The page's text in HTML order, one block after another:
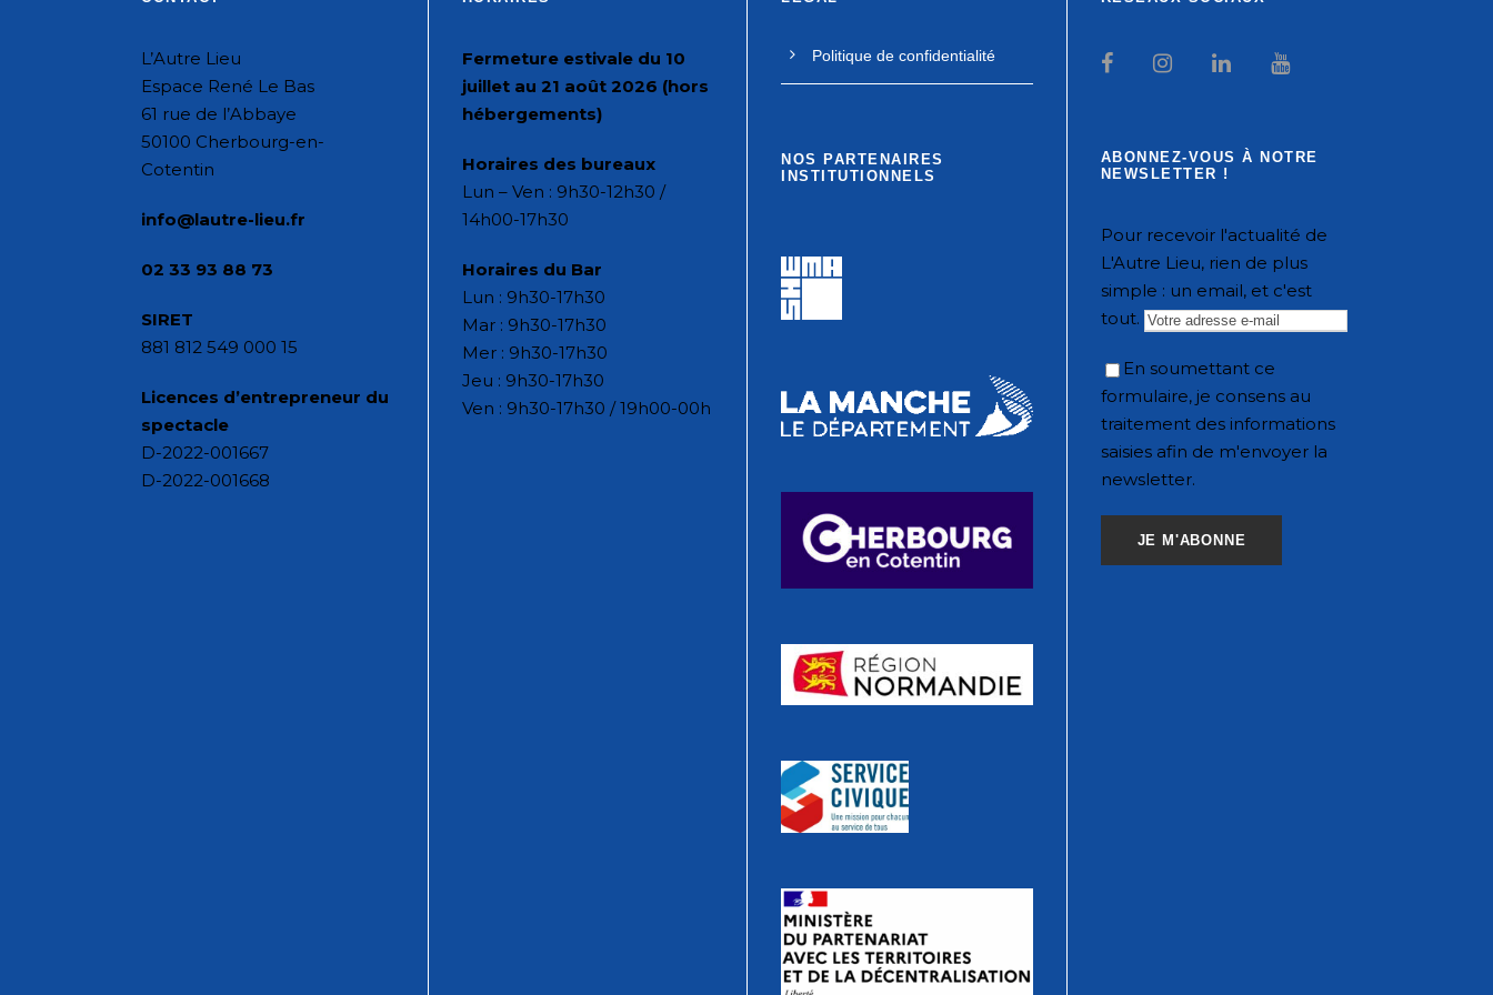
L’Autre Lieu
Espace René Le Bas
61 rue de l’Abbaye
50100 Cherbourg-en-
Cotentin
info@lautre-lieu.fr
02 33 93 88 73
SIRET
881 812 549 000 15
Licences d’entrepreneur du
spectacle
D-2022-001667
D-2022-001668
Fermeture estivale du 10
juillet au 21 août 2026 (hors
hébergements)
Horaires des bureaux
Lun – Ven : 9h30-12h30 /
14h00-17h30
Horaires du Bar
Lun : 9h30-17h30
Mar : 9h30-17h30
Mer : 9h30-17h30
Jeu : 9h30-17h30
Ven : 9h30-17h30 / 19h00-00h
Politique de confidentialité
NOS PARTENAIRES
INSTITUTIONNELS
ABONNEZ-VOUS À NOTRE
NEWSLETTER !
Pour recevoir l'actualité de
L'Autre Lieu, rien de plus
simple : un email, et c'est
tout.
En soumettant ce
formulaire, je consens au
traitement des informations
saisies afin de m'envoyer la
newsletter.